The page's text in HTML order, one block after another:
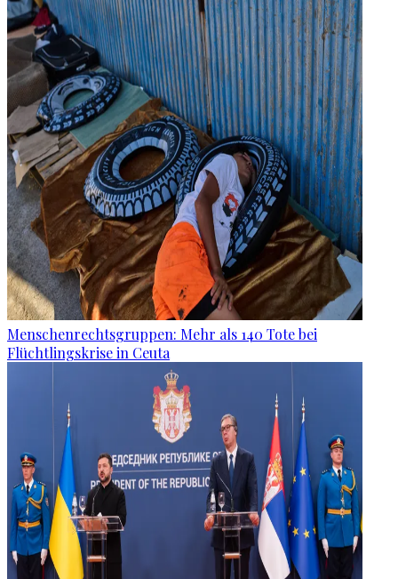
Menschenrechtsgruppen: Mehr als 140 Tote bei
Flüchtlingskrise in Ceuta